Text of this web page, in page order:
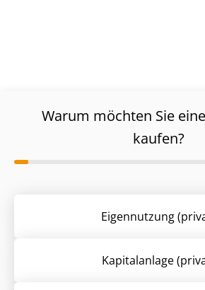
Warum möchten Sie
kaufen?
Eigennutzung
Kapitalanlage